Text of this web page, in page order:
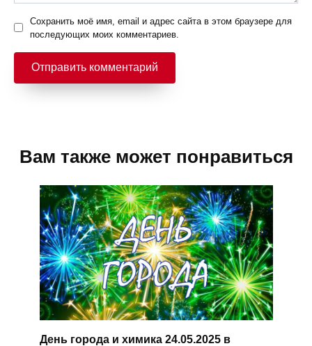
Сохранить моё имя, email и адрес сайта в этом браузере для
последующих моих комментариев.
Вам также может понравиться
День города и химика 24.05.2025 в